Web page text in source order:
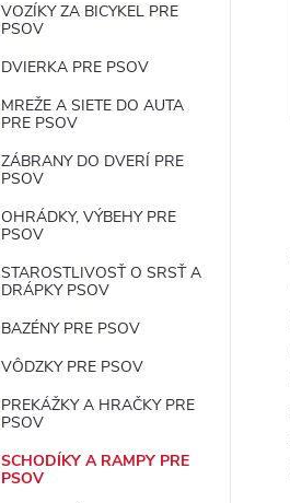
VOZÍKY ZA BICYKEL PRE
PSOV
DVIERKA PRE PSOV
MREŽE A SIETE DO AUTA
PRE PSOV
ZÁBRANY DO DVERÍ PRE
PSOV
OHRÁDKY, VÝBEHY PRE
PSOV
STAROSTLIVOSŤ O SRSŤ A
DRÁPKY PSOV
BAZÉNY PRE PSOV
VÔDZKY PRE PSOV
PREKÁŽKY A HRAČKY PRE
PSOV
SCHODÍKY A RAMPY PRE
PSOV